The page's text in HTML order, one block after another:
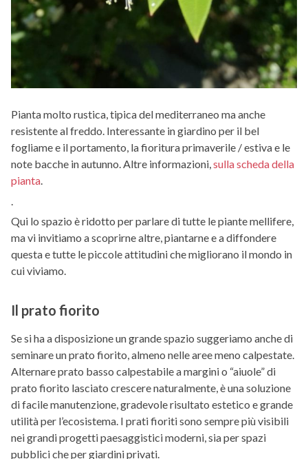
Pianta molto rustica, tipica del mediterraneo ma anche
resistente al freddo. Interessante in giardino per il bel
fogliame e il portamento, la fioritura primaverile / estiva e le
note bacche in autunno. Altre informazioni,sulla scheda della
pianta.
Qui lo spazio è ridotto per parlare di tutte le piante mellifere,
ma vi invitiamo a scoprirne altre, piantarne e a diffondere
questa e tutte le piccole attitudini che migliorano il mondo in
cui viviamo.
Il prato fiorito
Se si ha a disposizione un grande spazio suggeriamo anche di
seminare un prato fiorito, almeno nelle aree meno calpestate.
Alternare prato basso calpestabile a margini o “aiuole” di
prato fiorito lasciato crescere naturalmente, è una soluzione
di facile manutenzione, gradevole risultato estetico e grande
utilità per l’ecosistema. I prati fioriti sono sempre più visibili
nei grandi progetti paesaggistici moderni, sia per spazi
pubblici che per giardini privati.